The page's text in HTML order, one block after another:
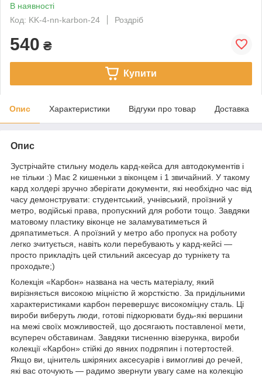
В наявності
Код: KK-4-nn-karbon-24
Роздріб
540 ₴
Купити
Опис Характеристики Відгуки про товар Доставка
Опис
Зустрічайте стильну модель кард-кейса для автодокументів і
не тільки :) Має 2 кишеньки з віконцем і 1 звичайний. У такому
кард холдері зручно зберігати документи, які необхідно час від
часу демонструвати: студентський, учнівський, проїзний у
метро, водійські права, пропускний для роботи тощо. Завдяки
матовому пластику віконце не заламуватиметься й
дряпатиметься. А проїзний у метро або пропуск на роботу
легко зчитується, навіть коли перебувають у кард-кейсі —
просто прикладіть цей стильний аксесуар до турнікету та
проходьте;)
Колекція «Карбон» названа на честь матеріалу, який
вирізняється високою міцністю й жорсткістю. За придільними
характеристиками карбон перевершує високоміцну сталь. Ці
вироби виберуть люди, готові підкорювати будь-які вершини
на межі своїх можливостей, що досягають поставленої мети,
всупереч обставинам. Завдяки тисненню візерунка, вироби
колекції «Карбон» стійкі до явних подряпин і потертостей.
Якщо ви, цінитель шкіряних аксесуарів і вимогливі до речей,
які вас оточують — радимо звернути увагу саме на колекцію